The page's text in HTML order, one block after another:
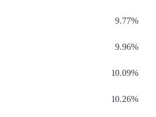
9.77%
9.96%
10.09%
10.26%